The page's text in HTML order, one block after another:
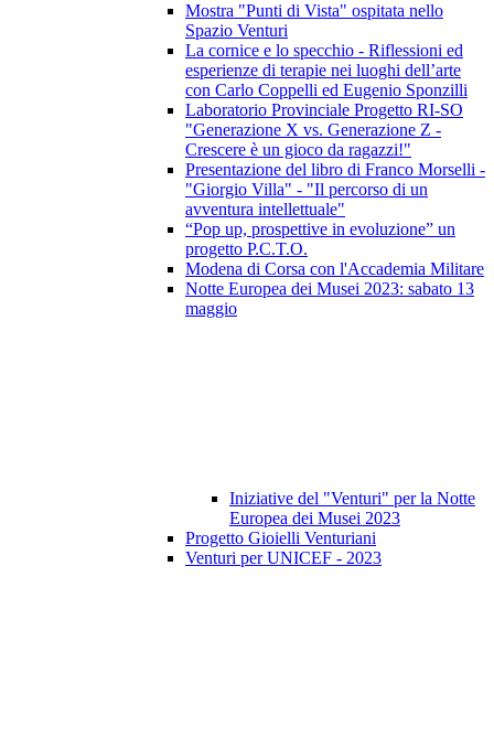
Mostra "Punti di Vista" ospitata nello
Spazio Venturi
La cornice e lo specchio - Riflessioni ed
esperienze di terapie nei luoghi dell’arte
con Carlo Coppelli ed Eugenio Sponzilli
Laboratorio Provinciale Progetto RI-SO
"Generazione X vs. Generazione Z -
Crescere è un gioco da ragazzi!"
Presentazione del libro di Franco Morselli -
"Giorgio Villa" - "Il percorso di un
avventura intellettuale"
“Pop up, prospettive in evoluzione” un
progetto P.C.T.O.
Modena di Corsa con l'Accademia Militare
Notte Europea dei Musei 2023: sabato 13
maggio
Iniziative del "Venturi" per la Notte
Europea dei Musei 2023
Progetto Gioielli Venturiani
Venturi per UNICEF - 2023